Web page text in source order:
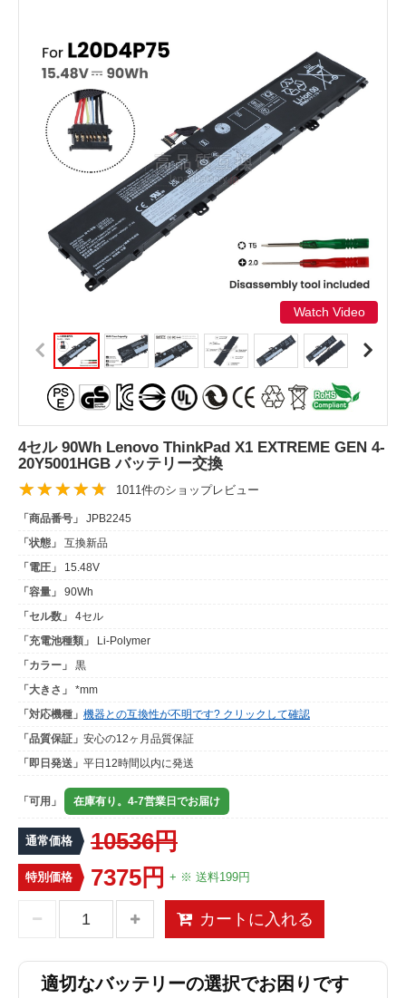
Watch Video
4セル 90Wh Lenovo ThinkPad X1 EXTREME GEN 4-
20Y5001HGB バッテリー交換
1011件のショップレビュー
「商品番号」
JPB2245
「状態」
互換新品
「電圧」
15.48V
「容量」
90Wh
「セル数」
4セル
「充電池種類」
Li-Polymer
「カラー」
黒
「大きさ」
*mm
「対応機種」 機器との互換性が不明です? クリックして確認
「品質保証」 安心の12ヶ月品質保証
「即日発送」 平日12時間以内に発送
「可用」 在庫有り。4-7営業日でお届け
通常価格 10536円
特別価格 7375円 + ※ 送料199円
カートに入れる
適切なバッテリーの選択でお困りです